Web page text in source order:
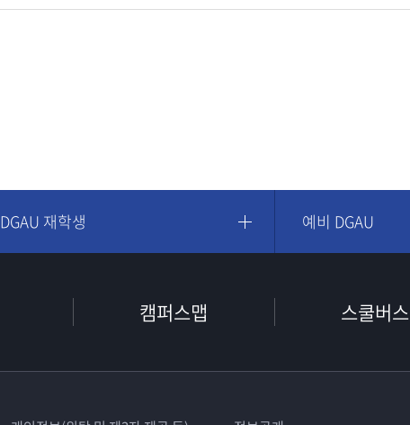
DGAU 재학생 예비 DGAU
캠퍼스맵 스쿨버스